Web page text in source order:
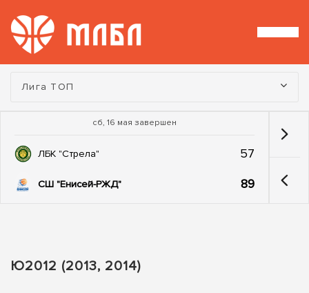
Турнир:
Лига ТОП
сб, 16 мая завершен
ЛБК "Стрела" 57
СШ "Енисей-РЖД" 89
Ю2012 (2013, 2014)